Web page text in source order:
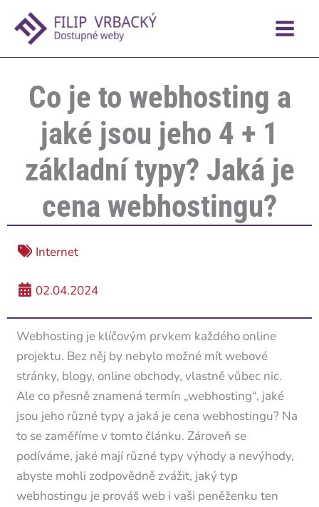
Přeskočit
obsah
Co je to webhosting a
jaké jsou jeho 4 + 1
základní typy? Jaká je
cena webhostingu?
Internet
02.04.2024
Webhosting je klíčovým prvkem každého online
projektu. Bez něj by nebylo možné mít webové
stránky, blogy, online obchody, vlastně vůbec nic.
Ale co přesně znamená termín „webhosting“, jaké
jsou jeho různé typy a jaká je cena webhostingu? Na
to se zaměříme v tomto článku. Zároveň se
podíváme, jaké mají různé typy výhody a nevýhody,
abyste mohli zodpovědně zvážit, jaký typ
webhostingu je prováš web i vaši peněženku ten